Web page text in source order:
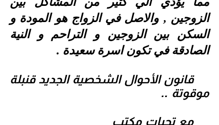
الزوجين , والاصل في الزواج هو المودة و
السكن بين الزوجين و التراحم و النية
الصادقة في تكون اسرة سعيدة .
قانون الأحوال الشخصية الجديد قنبلة
موقوتة ..
مع تحيات مكتب